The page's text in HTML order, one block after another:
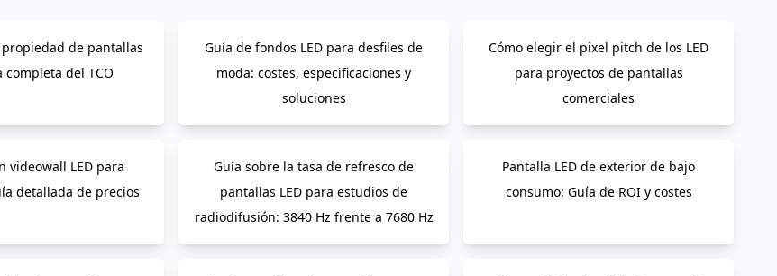
de pantallas
completa del TCO
Guía de fondos LED para desfiles de
moda: costes, especificaciones y
soluciones
Cómo elegir el pixel pitch de los LED
para proyectos de pantallas
comerciales
videowall LED para
detallada de precios
Guía sobre la tasa de refresco de
pantallas LED para estudios de
radiodifusión: 3840 Hz frente a 7680 Hz
Pantalla LED de exterior de bajo
consumo: Guía de ROI y costes